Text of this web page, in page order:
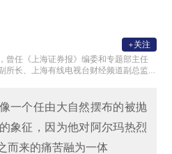
曾任《上海证券报》编委和专题部主任
所长、上海有线电视台财经频道副总监
+关注
一个任由大自然摆布的被抛
象征，因为他对阿尔玛热烈
而来的痛苦融为一体